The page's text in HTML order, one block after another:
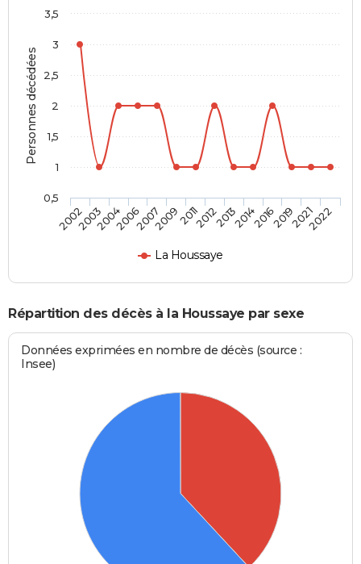
Personnes décédées
La Houssaye
20022003200420062007200920112012201320142016201920212022
0,5
1
1,5
2
2,5
3
3,5
Répartition des décès à la Houssaye par sexe
Données exprimées en nombre de décès (source :
Insee)